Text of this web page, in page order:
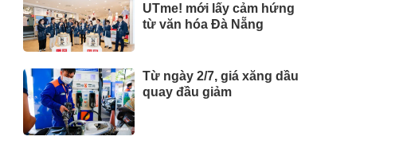
UTme! mới lấy cảm hứng
từ văn hóa Đà Nẵng
Từ ngày 2/7, giá xăng dầu
quay đầu giảm